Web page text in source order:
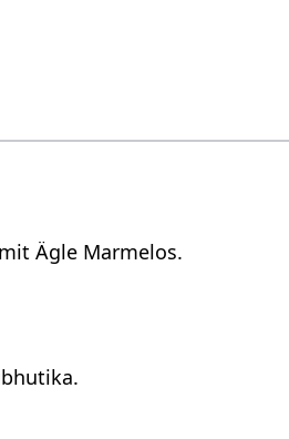
Ägle Marmelos.